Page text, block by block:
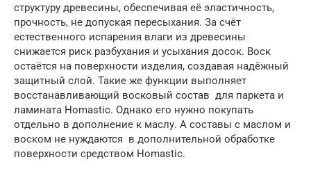
структуру древесины, обеспечивая её эластичность,
прочность, не допуская пересыхания. За счёт
естественного испарения влаги из древесины
снижается риск разбухания и усыхания досок. Воск
остаётся на поверхности изделия, создавая надёжный
защитный слой. Такие же функции выполняет
восстанавливающий восковый состав для паркета и
ламината Homastic. Однако его нужно покупать
отдельно в дополнение к маслу. А составы с маслом и
воском не нуждаются в дополнительной обработке
поверхности средством Homastic.